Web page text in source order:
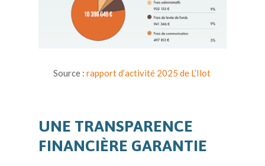
Source : rapport d’activité 2025 de L’Ilot
UNE TRANSPARENCE
FINANCIÈRE GARANTIE